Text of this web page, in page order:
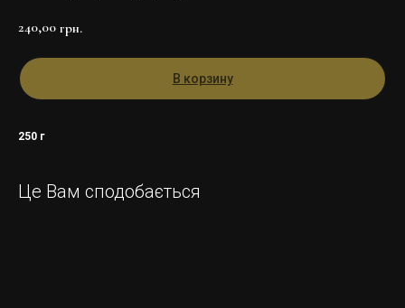
240,00 грн.
В корзину
250 г
Це Вам сподобається